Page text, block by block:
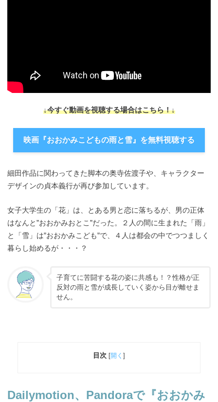
↓今すぐ動画を視聴する場合はこちら！↓
映画『おおかみこどもの雨と雪』を無料視聴する
細田作品に関わってきた脚本の奥寺佐渡子や、キャラクター
デザインの貞本義行が再び参加しています。
女子大学生の「花」は、とある男と恋に落ちるが、男の正体
はなんと”おおかみおとこ”だった。２人の間に生まれた「雨」
と「雪」は”おおかみこども”で、４人は都会の中でつつましく
暮らし始めるが・・・？
子育てに苦闘する花の姿に共感も！？性格が正
反対の雨と雪が成長していく姿から目が離せま
せん。
目次 [開く ]
Dailymotion、Pandoraで『おおかみ